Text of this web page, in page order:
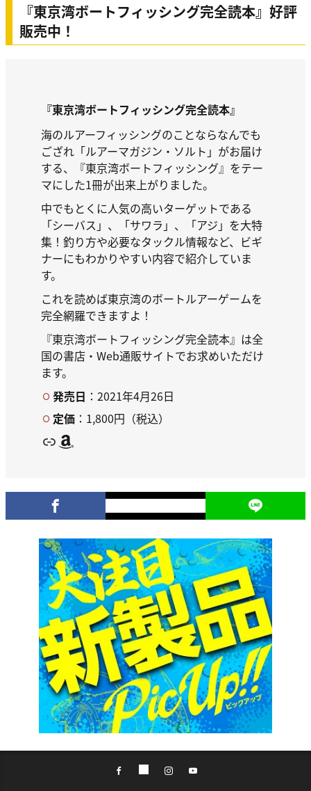
『東京湾ボートフィッシング完全読本』好評
販売中！
『東京湾ボートフィッシング完全読本』
海のルアーフィッシングのことならなんでも
ござれ「ルアーマガジン・ソルト」がお届け
する、『東京湾ボートフィッシング』をテー
マにした1冊が出来上がりました。
中でもとくに人気の高いターゲットである
「シーバス」、「サワラ」、「アジ」を大特
集！釣り方や必要なタックル情報など、ビギ
ナーにもわかりやすい内容で紹介していま
す。
これを読めば東京湾のボートルアーゲームを
完全網羅できますよ！
『東京湾ボートフィッシング完全読本』は全
国の書店・Web通販サイトでお求めいただけ
ます。
発売日 ：2021年4月26日
定価 ：1,800円（税込）
リンクAmazon